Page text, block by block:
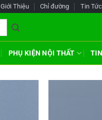
Giới Thiệu Chỉ đường Tin Tức
PHỤ KIỆN NỘI THẤT